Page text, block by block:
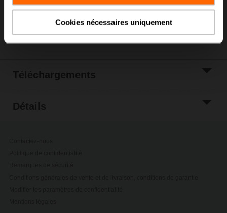
Cookies nécessaires uniquement
de projets
Partager
Téléchargements
Détails